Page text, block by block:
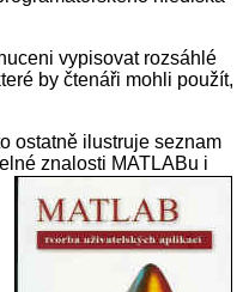
vypisovat rozsáhlé
by čtenáři mohli použít,
ostatně ilustruje seznam
znalosti MATLABu i